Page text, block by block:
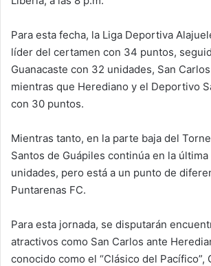
Para esta fecha, la Liga Deportiva
líder del certamen con 34 puntos,
Guanacaste con 32 unidades, San
mientras que Herediano y el Deportivo
con 30 puntos.
Mientras tanto, en la parte baja del
Santos de Guápiles continúa en la última
unidades, pero está a un punto de
Puntarenas FC.
Para esta jornada, se disputarán
atractivos como San Carlos ante
conocido como el “Clásico del Pacífico”,